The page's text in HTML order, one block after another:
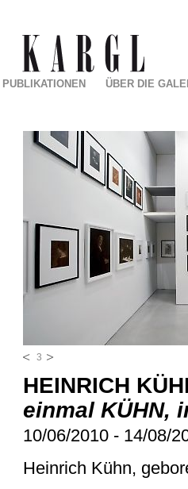
3
HEINRICH
einmal KÜHN,
10/06/2010 - 14/08/
Heinrich Kühn,
PUBLIKATIONEN ÜBER DIE